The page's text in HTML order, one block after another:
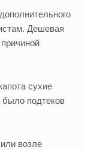
Дешевая
сухие
было подтеков
возле